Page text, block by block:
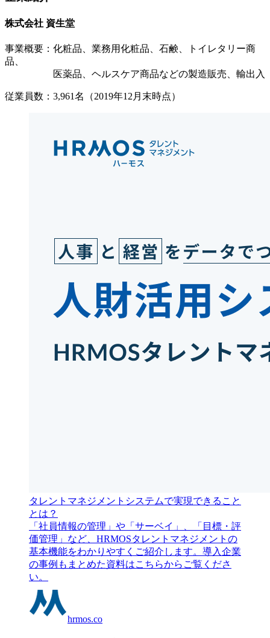
株式会社 資生堂
事業概要：化粧品、業務用化粧品、石鹸、トイレタリー商
品、
医薬品、ヘルスケア商品などの製造販売、輸出入
従業員数：3,961名（2019年12月末時点）
タレントマネジメントシステムで実現できること
とは？
「社員情報の管理」や「サーベイ」、「目標・評
価管理」など、HRMOSタレントマネジメントの
基本機能をわかりやすくご紹介します。導入企業
の事例もまとめた資料はこちらからご覧くださ
い。
hrmos.co